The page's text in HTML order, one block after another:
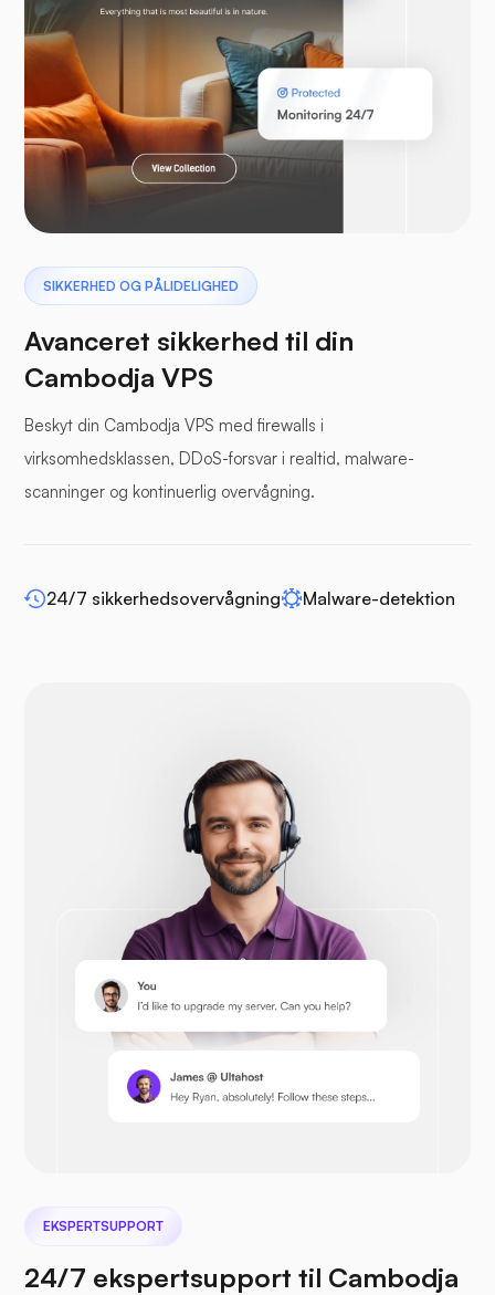
Laravel
Pterodactyl
Bufferpanel
WP-udvid
Opencart
Prestashop
SIKKERHED OG PÅLIDELIGHED
Avanceret sikkerhed til din
Cambodja VPS
Beskyt din Cambodja VPS med firewalls i
virksomhedsklassen, DDoS-forsvar i realtid, malware-
scanninger og kontinuerlig overvågning.
24/7 sikkerhedsovervågning Malware-detektion
EKSPERTSUPPORT
24/7 ekspertsupport til Cambodja